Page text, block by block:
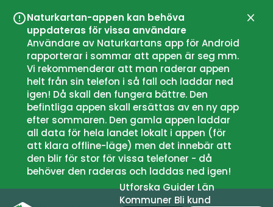
Naturkartan-appen kan behöva
uppdateras för vissa användare
Användare av Naturkartans app för Android
rapporterar i sommar att appen är seg mm.
Vi rekommenderar att man raderar appen
helt från sin telefon i så fall och laddar ned
igen! Då skall den fungera bättre. Den
befintliga appen skall ersättas av en ny app
efter sommaren. Den gamla appen laddar
all data för hela landet lokalt i appen (för
att klara offline-läge) men det innebär att
den blir för stor för vissa telefoner - då
behöver den raderas och laddas ned igen!
UtforskaGuiderLän
Kommuner Bli kund